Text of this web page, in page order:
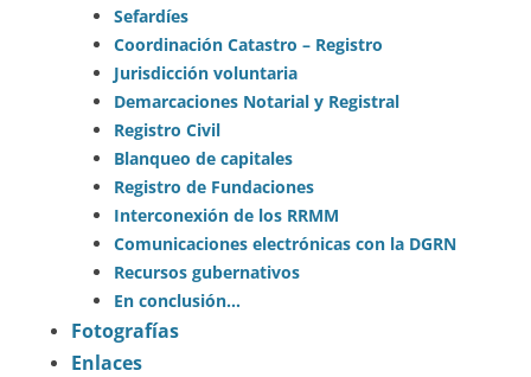
Sefardíes
Coordinación Catastro – Registro
Jurisdicción voluntaria
Demarcaciones Notarial y Registral
Registro Civil
Blanqueo de capitales
Registro de Fundaciones
Interconexión de los RRMM
Comunicaciones electrónicas con la DGRN
Recursos gubernativos
En conclusión…
Fotografías
Enlaces